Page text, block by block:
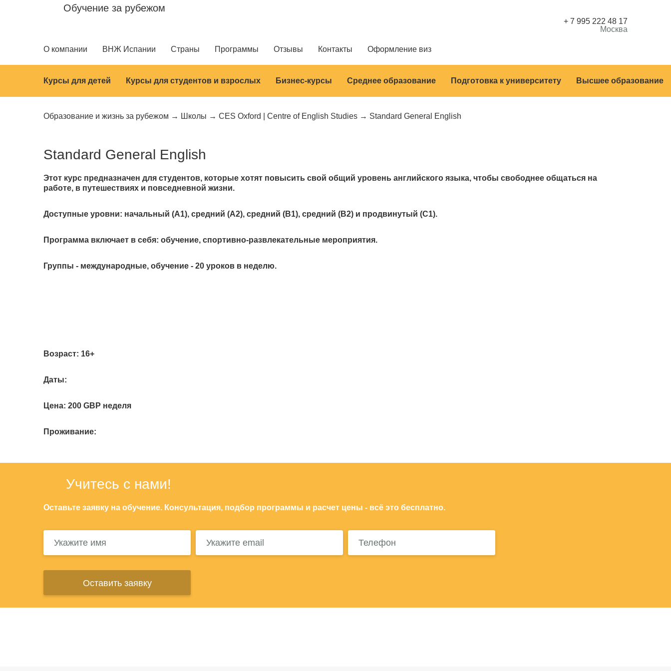
Обучение за рубежом
+ 7 995 222 48 17
Москва
О компании ВНЖ Испании Страны Программы Отзывы Контакты Оформление виз
Курсы для детей Курсы для студентов и взрослых Бизнес-курсы Среднее образование Подготовка к университету Высшее образование
Образование и жизнь за рубежом Школы CES Oxford | Centre of English Studies Standard General English
Standard General English
Этот курс предназначен для студентов, которые хотят повысить свой общий уровень английского языка, чтобы свободнее общаться на
работе, в путешествиях и повседневной жизни.
Доступные уровни: начальный (A1), средний (A2), средний (B1), средний (B2) и продвинутый (C1).
Программа включает в себя: обучение, спортивно-развлекательные мероприятия.
Группы - международные, обучение - 20 уроков в неделю.
Возраст: 16+
Даты:
Цена: 200 GBP неделя
Проживание:
Учитесь с нами!
Оставьте заявку на обучение. Консультация, подбор программы и расчет цены - всё это бесплатно.
Оставить заявку